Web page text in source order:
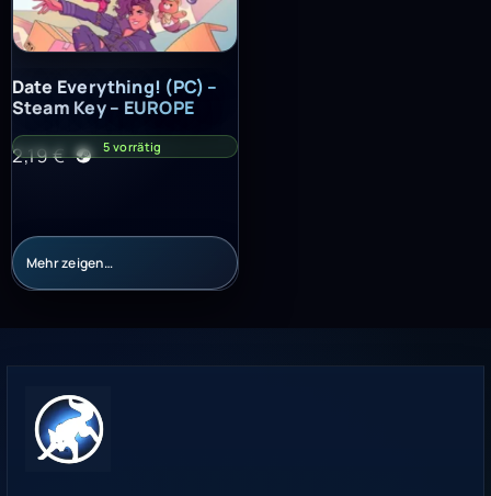
Date Everything! (PC) – Steam Key – EUROPE
Date Everything! (PC) –
Steam Key – EUROPE
2,19€ 5 vorrätig
Mehr zeigen…